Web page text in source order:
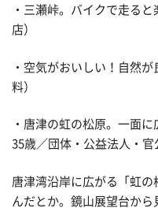
・三瀬峠。バイクで走る
店）
・空気がおいしい！自然
料）
・唐津の虹の松原。一面
35歳／団体・公益法人・官
唐津湾沿岸に広がる「虹
んだとか。鏡山展望台か